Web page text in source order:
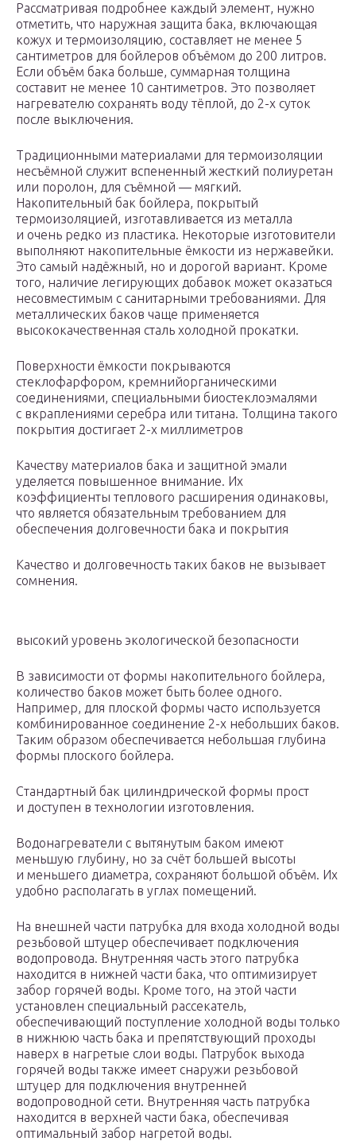
Рассматривая подробнее каждый элемент, нужно
отметить, что наружная защита бака, включающая
кожух и термоизоляцию, составляет не менее 5
сантиметров для бойлеров объёмом до 200 литров.
Если объём бака больше, суммарная толщина
составит не менее 10 сантиметров. Это позволяет
нагревателю сохранять воду тёплой, до 2-х суток
после выключения.
Традиционными материалами для термоизоляции
несъёмной служит вспененный жесткий полиуретан
или поролон, для съёмной — мягкий.
Накопительный бак бойлера, покрытый
термоизоляцией, изготавливается из металла
и очень редко из пластика. Некоторые изготовители
выполняют накопительные ёмкости из нержавейки.
Это самый надёжный, но и дорогой вариант. Кроме
того, наличие легирующих добавок может оказаться
несовместимым с санитарными требованиями. Для
металлических баков чаще применяется
высококачественная сталь холодной прокатки.
Поверхности ёмкости покрываются
стеклофарфором, кремнийорганическими
соединениями, специальными биостеклоэмалями
с вкраплениями серебра или титана. Толщина такого
покрытия достигает 2-х миллиметров
Качеству материалов бака и защитной эмали
уделяется повышенное внимание. Их
коэффициенты теплового расширения одинаковы,
что является обязательным требованием для
обеспечения долговечности бака и покрытия
Качество и долговечность таких баков не вызывает
сомнения.
высокий уровень экологической безопасности
В зависимости от формы накопительного бойлера,
количество баков может быть более одного.
Например, для плоской формы часто используется
комбинированное соединение 2-х небольших баков.
Таким образом обеспечивается небольшая глубина
формы плоского бойлера.
Стандартный бак цилиндрической формы прост
и доступен в технологии изготовления.
Водонагреватели с вытянутым баком имеют
меньшую глубину, но за счёт большей высоты
и меньшего диаметра, сохраняют большой объём. Их
удобно располагать в углах помещений.
На внешней части патрубка для входа холодной воды
резьбовой штуцер обеспечивает подключения
водопровода. Внутренняя часть этого патрубка
находится в нижней части бака, что оптимизирует
забор горячей воды. Кроме того, на этой части
установлен специальный рассекатель,
обеспечивающий поступление холодной воды только
в нижнюю часть бака и препятствующий проходы
наверх в нагретые слои воды. Патрубок выхода
горячей воды также имеет снаружи резьбовой
штуцер для подключения внутренней
водопроводной сети. Внутренняя часть патрубка
находится в верхней части бака, обеспечивая
оптимальный забор нагретой воды.